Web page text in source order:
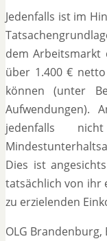
Jedenfalls ist im
dem Arbeitsmarkt
über 1.400 €
können (unter
Aufwendungen).
jedenfalls
Dies ist
tatsächlich von ihr
zu erzielenden
OLG Brandenburg,